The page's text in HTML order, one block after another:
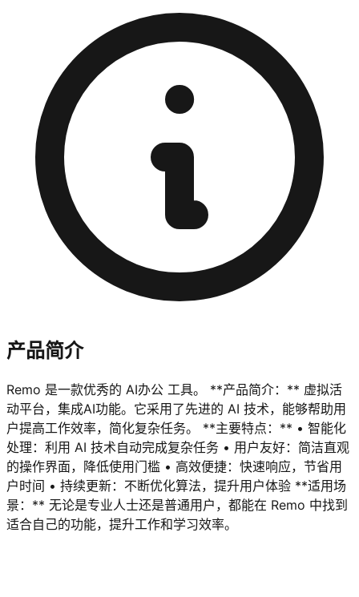
产品简介
Remo 是一款优秀的 AI办公 工具。 **产品简介：** 虚拟活
动平台，集成AI功能。它采用了先进的 AI 技术，能够帮助用
户提高工作效率，简化复杂任务。 **主要特点：** • 智能化
处理：利用 AI 技术自动完成复杂任务 • 用户友好：简洁直观
的操作界面，降低使用门槛 • 高效便捷：快速响应，节省用
户时间 • 持续更新：不断优化算法，提升用户体验 **适用场
景：** 无论是专业人士还是普通用户，都能在 Remo 中找到
适合自己的功能，提升工作和学习效率。